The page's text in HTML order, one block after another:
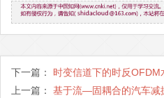
下一篇： 时变信道下的时反
上一篇： 基于流—固耦合的汽车减